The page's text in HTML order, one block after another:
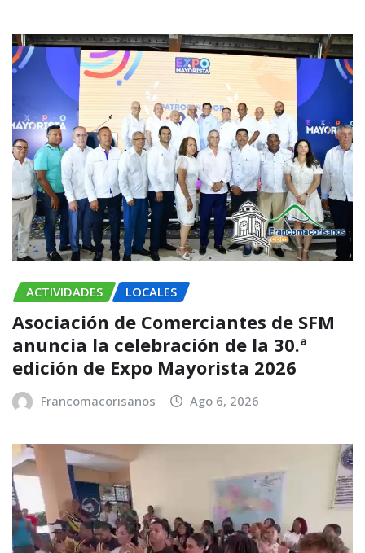
ACTIVIDADES LOCALES
Asociación de Comerciantes de SFM
anuncia la celebración de la 30.ª
edición de Expo Mayorista 2026
Francomacorisanos Ago 6, 2026